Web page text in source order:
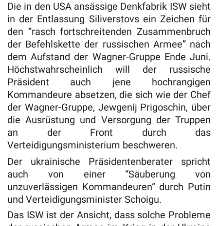
Die in den USA ansässige Denkfabrik ISW sieht
in der Entlassung Siliverstovs ein Zeichen für
den “rasch fortschreitenden Zusammenbruch
der Befehlskette der russischen Armee” nach
dem Aufstand der Wagner-Gruppe Ende Juni.
Höchstwahrscheinlich will der russische
Präsident auch jene hochrangigen
Kommandeure absetzen, die sich wie der Chef
der Wagner-Gruppe, Jewgenij Prigoschin, über
die Ausrüstung und Versorgung der Truppen
an der Front durch das
Verteidigungsministerium beschweren.
Der ukrainische Präsidentenberater spricht
auch von einer “Säuberung von
unzuverlässigen Kommandeuren” durch Putin
und Verteidigungsminister Schoigu.
Das ISW ist der Ansicht, dass solche Probleme